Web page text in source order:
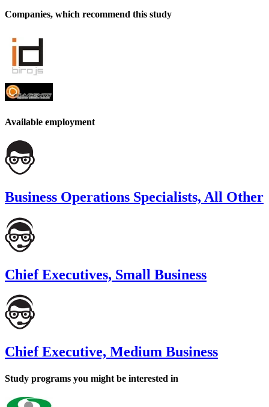
Companies, which recommend this study
Available employment
Business Operations Specialists, All Other
Chief Executives, Small Business
Chief Executive, Medium Business
Study programs you might be interested in